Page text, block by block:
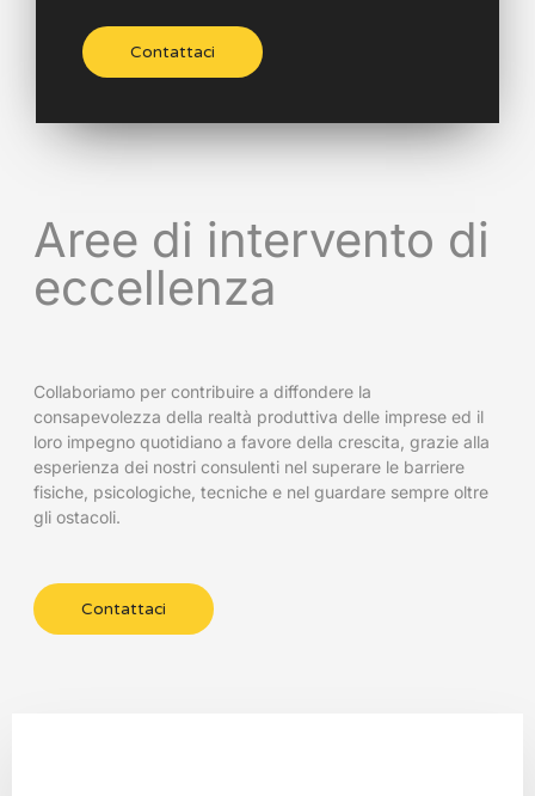
Contattaci
Aree di intervento di
eccellenza
Collaboriamo per contribuire a diffondere la
consapevolezza della realtà produttiva delle imprese ed il
loro impegno quotidiano a favore della crescita, grazie alla
esperienza dei nostri consulenti nel superare le barriere
fisiche, psicologiche, tecniche e nel guardare sempre oltre
gli ostacoli.
Contattaci